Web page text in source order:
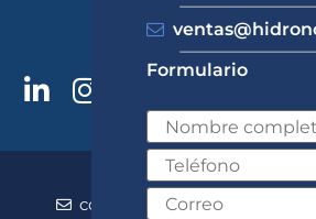
Formulario
600 656 0001
+562
contacto@hidronor.cl